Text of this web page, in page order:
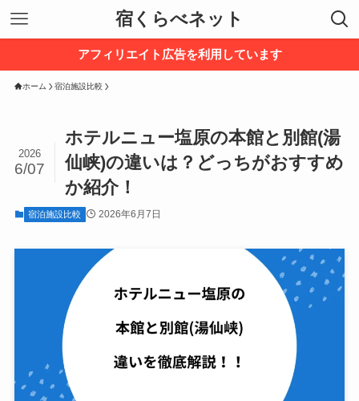
宿くらべネット
アフィリエイト広告を利用しています
ホーム 宿泊施設比較
ホテルニュー塩原の本館と別館(湯
仙峡)の違いは？どっちがおすすめ
か紹介！
2026
6/07
宿泊施設比較 2026年6月7日